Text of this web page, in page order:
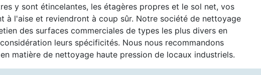
y sont étincelantes, les étagères propres et le sol net, vos
à l'aise et reviendront à coup sûr. Notre société de nettoyage
des surfaces commerciales de types les plus divers en
leurs spécificités. Nous nous recommandons
matière de nettoyage haute pression de locaux industriels.